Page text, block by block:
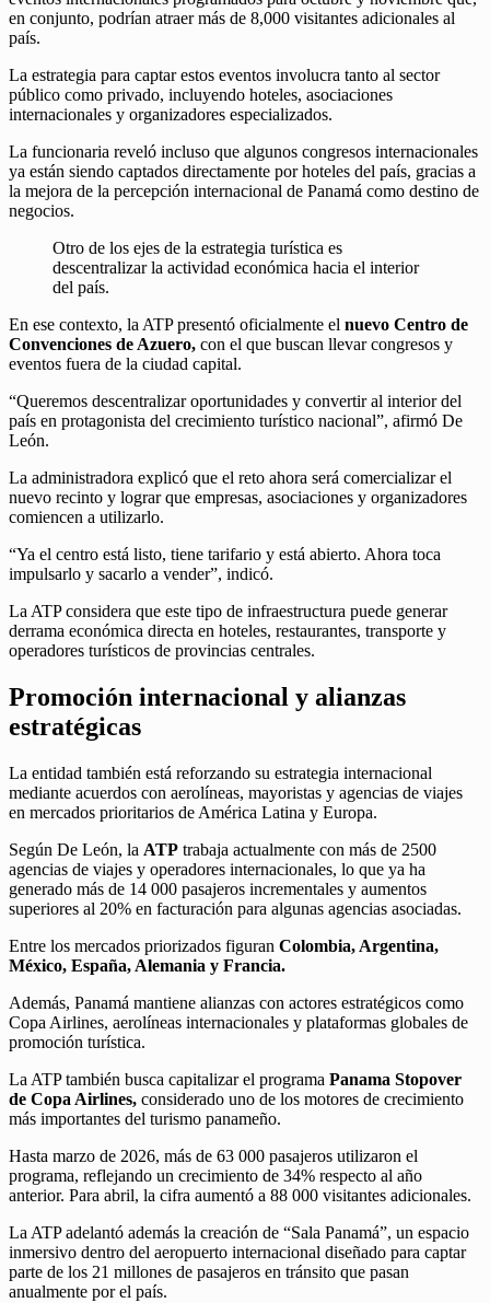
en conjunto, podrían atraer más de 8,000 visitantes adicionales al
país.
La estrategia para captar estos eventos involucra tanto al sector
público como privado, incluyendo hoteles, asociaciones
internacionales y organizadores especializados.
La funcionaria reveló incluso que algunos congresos internacionales
ya están siendo captados directamente por hoteles del país, gracias a
la mejora de la percepción internacional de Panamá como destino de
negocios.
Otro de los ejes de la estrategia turística es
descentralizar la actividad económica hacia el interior
del país.
En ese contexto, la ATP presentó oficialmente el nuevo Centro de
Convenciones de Azuero, con el que buscan llevar congresos y
eventos fuera de la ciudad capital.
“Queremos descentralizar oportunidades y convertir al interior del
país en protagonista del crecimiento turístico nacional”, afirmó De
León.
La administradora explicó que el reto ahora será comercializar el
nuevo recinto y lograr que empresas, asociaciones y organizadores
comiencen a utilizarlo.
“Ya el centro está listo, tiene tarifario y está abierto. Ahora toca
impulsarlo y sacarlo a vender”, indicó.
La ATP considera que este tipo de infraestructura puede generar
derrama económica directa en hoteles, restaurantes, transporte y
operadores turísticos de provincias centrales.
Promoción internacional y alianzas
estratégicas
La entidad también está reforzando su estrategia internacional
mediante acuerdos con aerolíneas, mayoristas y agencias de viajes
en mercados prioritarios de América Latina y Europa.
Según De León, la ATP trabaja actualmente con más de 2500
agencias de viajes y operadores internacionales, lo que ya ha
generado más de 14 000 pasajeros incrementales y aumentos
superiores al 20% en facturación para algunas agencias asociadas.
Entre los mercados priorizados figuran Colombia, Argentina,
México, España, Alemania y Francia.
Además, Panamá mantiene alianzas con actores estratégicos como
Copa Airlines, aerolíneas internacionales y plataformas globales de
promoción turística.
La ATP también busca capitalizar el programa Panama Stopover
de Copa Airlines, considerado uno de los motores de crecimiento
más importantes del turismo panameño.
Hasta marzo de 2026, más de 63 000 pasajeros utilizaron el
programa, reflejando un crecimiento de 34% respecto al año
anterior. Para abril, la cifra aumentó a 88 000 visitantes adicionales.
La ATP adelantó además la creación de “Sala Panamá”, un espacio
inmersivo dentro del aeropuerto internacional diseñado para captar
parte de los 21 millones de pasajeros en tránsito que pasan
anualmente por el país.